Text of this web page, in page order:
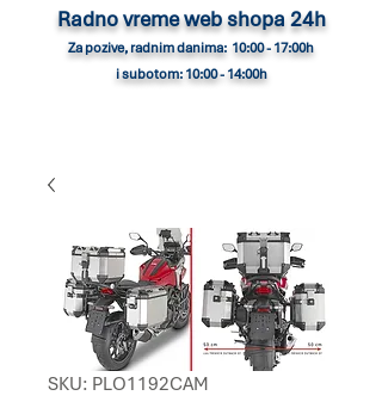
Radno vreme web shopa 24h
Za pozive, radnim danima: 10:00 - 17:00h
i subotom: 10:00 - 14:00h
SKU: PLO1192CAM